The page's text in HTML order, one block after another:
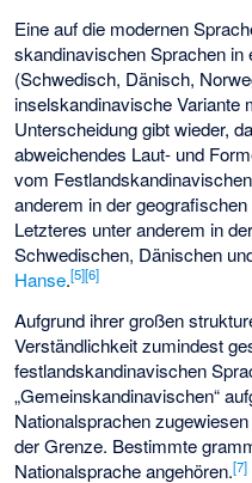
Eine auf die modernen
skandinavischen Sprachen
(Schwedisch, Dänisch,
inselskandinavische Variante
Unterscheidung gibt wieder,
abweichendes Laut- und
vom
anderem in der
Letzteres unter anderem in
Schwedischen, Dänischen
Hanse.[5][6]
Aufgrund ihrer großen
Verständlichkeit zumindest
festlandskandinavischen
„Gemeinskandinavischen“
Nationalsprachen
der Grenze. Bestimmte
Nationalsprache angehören.[7]